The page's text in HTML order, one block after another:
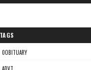
TAGS
0OBITUARY